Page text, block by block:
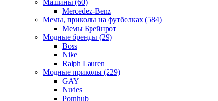
Машины (60)
Mercedez-Benz
Мемы, приколы на футболках (584)
Мемы Брейнрот
Модные бренды (29)
Boss
Nike
Ralph Lauren
Модные приколы (229)
GAY
Nudes
Pornhub